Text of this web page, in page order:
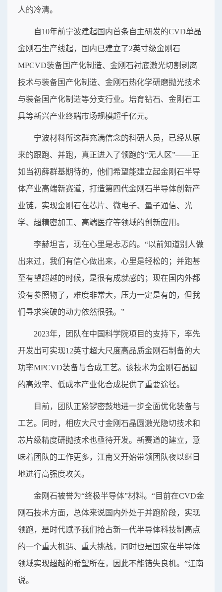
人的冷清。
自10年前宁波建起国内首条自主研发的CVD单晶
金刚石生产线起，国内已建立了2英寸级金刚石
MPCVD装备国产化制造、金刚石衬底激光切割剥离
技术与装备国产化制造、金刚石热化学研磨抛光技术
与装备国产化制造等分支行业。培育钻石、金刚石工
具等新兴产业终端市场规模超千亿元。
宁波材料所这群充满信念的科研人员，已经从原
来的跟跑、并跑，真正进入了领跑的“无人区”——正
如当初薛群基期待的，他们希望能建立起金刚石半导
体产业高端新赛道，打造第四代金刚石半导体创新产
业链，实现金刚石在芯片、微电子、量子通信、光
学、超精密加工、高端医疗等领域的创新应用。
李赫坦言，现在心里是忐忑的。“以前知道别人做
出来过，我们有信心做出来，心里是轻松的；并跑甚
至有望超越的时候，是很有成就感的；现在国内外都
没有参照物了，难度非常大，压力一定是有的，但我
们寻求突破的动力依然很强。”
2023年，团队在中国科学院项目的支持下，率先
开发出可实现12英寸超大尺度高品质金刚石制备的大
功率MPCVD装备与合成工艺。该技术为金刚石晶圆
的高效率、低成本产业化合成提供了重要途径。
目前，团队正紧锣密鼓地进一步全面优化装备与
工艺。同时，相应大尺寸金刚石晶圆激光隐切技术和
芯片级精度研抛技术也亟待开发。新赛道的建立，意
味着团队的工作更多，江南又开始带领团队夜以继日
地进行高强度攻关。
金刚石被誉为“终极半导体”材料。“目前在CVD金
刚石技术方面，总体来说国内外处于并跑阶段，实现
领跑，是时代赋予我们抢占新一代半导体科技制高点
的一个重大机遇、重大挑战，同时也是国家在半导体
领域实现超越的希望所在，因此不能错失良机。”江南
说。